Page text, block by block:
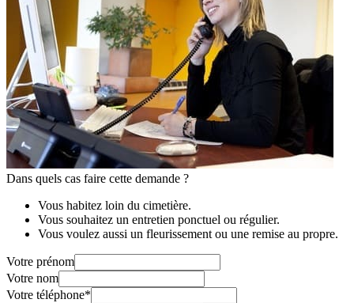
Dans quels cas faire cette demande ?
Vous habitez loin du cimetière.
Vous souhaitez un entretien ponctuel ou régulier.
Vous voulez aussi un fleurissement ou une remise au propre.
Votre prénom
Votre nom
Votre téléphone*